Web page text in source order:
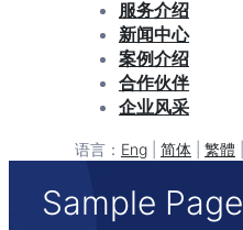
服务介绍
新闻中心
案例介绍
合作伙伴
企业风采
语言： Eng 简体 繁體
Sample Page